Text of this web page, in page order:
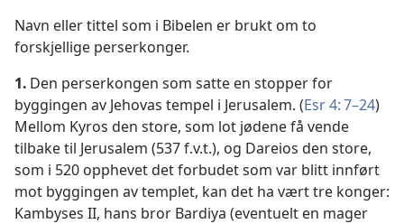
Navn eller tittel som i Bibelen er brukt om to
forskjellige perserkonger.
1. Den perserkongen som satte en stopper for
byggingen av Jehovas tempel i Jerusalem. (Esr 4: 7–24)
Mellom Kyros den store, som lot jødene få vende
tilbake til Jerusalem (537 f.v.t.), og Dareios den store,
som i 520 opphevet det forbudet som var blitt innført
mot byggingen av templet, kan det ha vært tre konger:
Kambyses II, hans bror Bardiya (eventuelt en mager